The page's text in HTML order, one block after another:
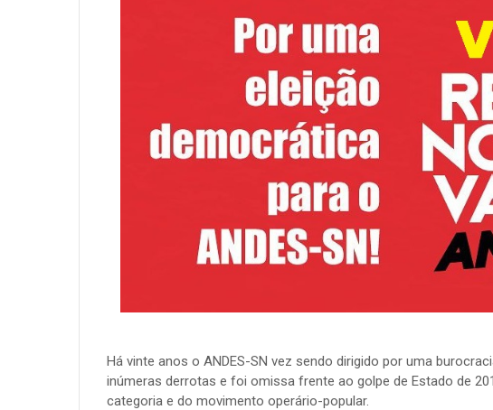
Há vinte anos o ANDES-SN vez sendo dirigido por uma
inúmeras derrotas e foi omissa frente ao golpe de Estado de
categoria e do movimento operário-popular.